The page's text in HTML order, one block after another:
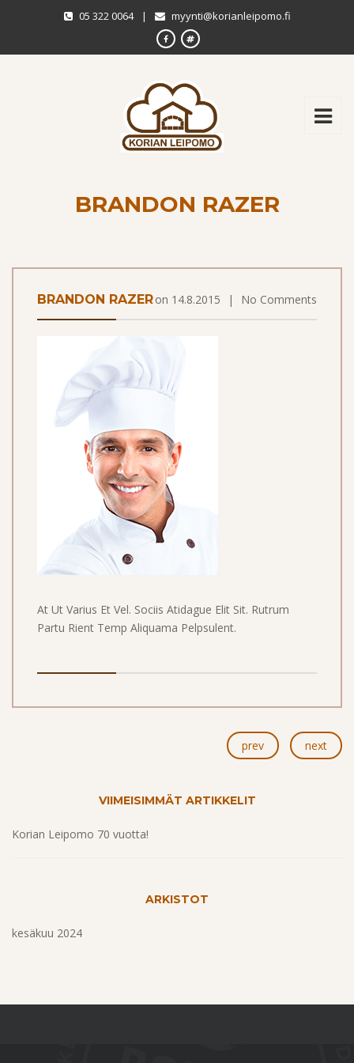
05 322 0064 | myynti@korianleipomo.fi
BRANDON RAZER
BRANDON RAZERon 14.8.2015 | No Comments
At Ut Varius Et Vel. Sociis Atidague Elit Sit. Rutrum
Partu Rient Temp Aliquama Pelpsulent.
prev next
VIIMEISIMMÄT ARTIKKELIT
Korian Leipomo 70 vuotta!
ARKISTOT
kesäkuu 2024